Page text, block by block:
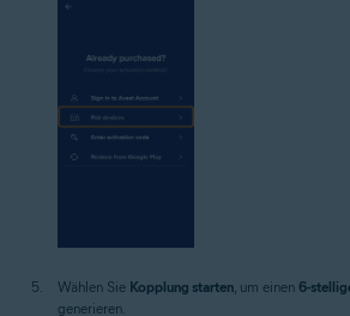
Wählen Sie Kopplung starten, um einen 6-
generieren.